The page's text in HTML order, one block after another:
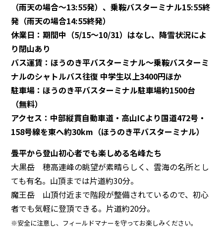
（雨天の場合〜13:55発）、乗鞍バスターミナル15:55終
発（雨天の場合14:55終発）
休業日：期間中（5/15〜10/31）はなし、降雪状況によ
り閉山あり
バス運賃：ほうのき平バスターミナル〜乗鞍バスターミ
ナルのシャトルバス往復 中学生以上3400円ほか
駐車場：ほうのき平バスターミナル駐車場約1500台
（無料）
アクセス：中部縦貫自動車道・高山ICより国道472号・
158号線を東へ約30km（ほうのき平バスターミナル）
畳平から登山初心者でも楽しめる名峰たち
大黒岳 穂高連峰の眺望が素晴らしく、雲海の名所とし
ても有名。山頂までは片道約30分。
魔王岳 山頂付近まで階段が整備されているので、初心
者でも気軽に登頂できる。片道約20分。
※安全に注意し、フィールドマナーを守ってお楽しみください。